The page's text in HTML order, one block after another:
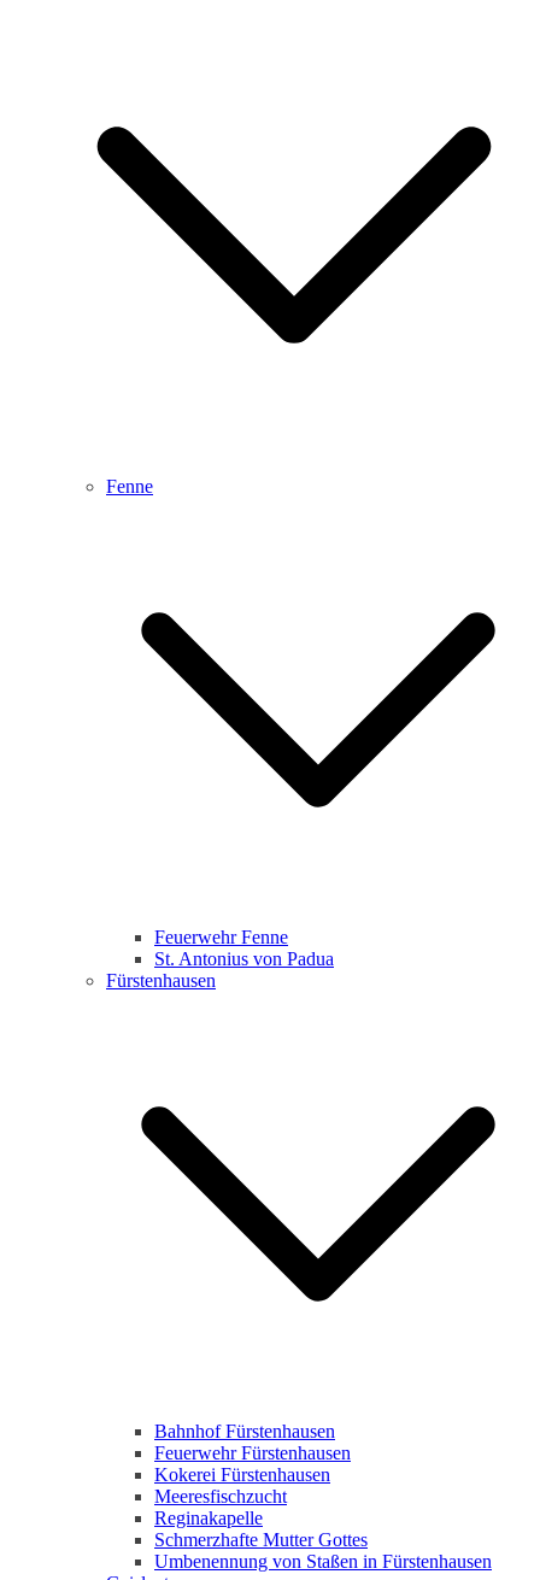
Fenne
Feuerwehr Fenne
St. Antonius von Padua
Fürstenhausen
Bahnhof Fürstenhausen
Feuerwehr Fürstenhausen
Kokerei Fürstenhausen
Meeresfischzucht
Reginakapelle
Schmerzhafte Mutter Gottes
Umbenennung von Staßen in Fürstenhausen